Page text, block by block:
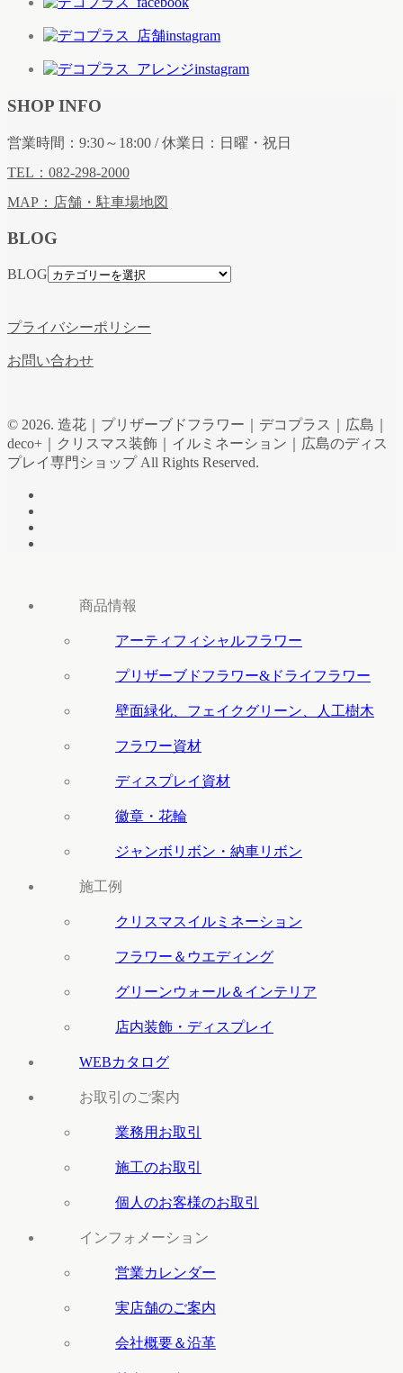
SHOP INFO
営業時間：9:30～18:00 / 休業日：日曜・祝日
TEL：082-298-2000
MAP：店舗・駐車場地図
BLOG
BLOG
プライバシーポリシー
お問い合わせ
© 2026. 造花｜プリザーブドフラワー｜デコプラス｜広島｜
deco+｜クリスマス装飾｜イルミネーション｜広島のディス
プレイ専門ショップ All Rights Reserved.
商品情報
アーティフィシャルフラワー
プリザーブドフラワー&ドライフラワー
壁面緑化、フェイクグリーン、人工樹木
フラワー資材
ディスプレイ資材
徽章・花輪
ジャンボリボン・納車リボン
施工例
クリスマスイルミネーション
フラワー＆ウエディング
グリーンウォール＆インテリア
店内装飾・ディスプレイ
WEBカタログ
お取引のご案内
業務用お取引
施工のお取引
個人のお客様のお取引
インフォメーション
営業カレンダー
実店舗のご案内
会社概要＆沿革